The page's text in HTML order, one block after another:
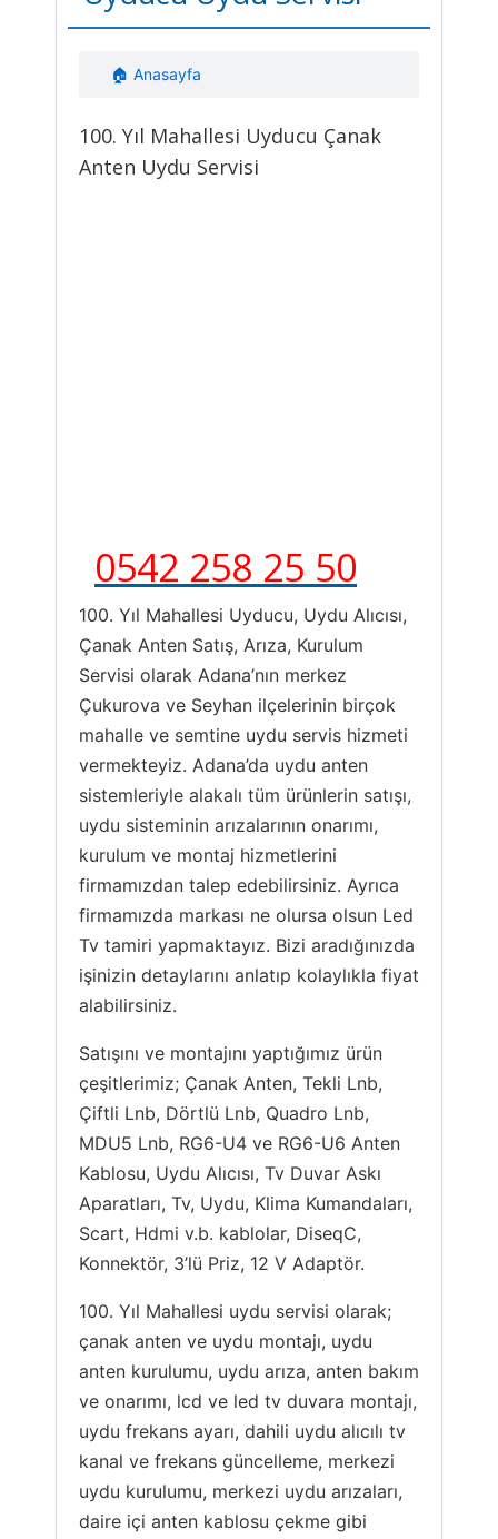
🏠 Anasayfa
100. Yıl Mahallesi Uyducu Çanak
Anten Uydu Servisi
0542 258 25 50
100. Yıl Mahallesi Uyducu, Uydu Alıcısı,
Çanak Anten Satış, Arıza, Kurulum
Servisi olarak Adana’nın merkez
Çukurova ve Seyhan ilçelerinin birçok
mahalle ve semtine uydu servis hizmeti
vermekteyiz. Adana’da uydu anten
sistemleriyle alakalı tüm ürünlerin satışı,
uydu sisteminin arızalarının onarımı,
kurulum ve montaj hizmetlerini
firmamızdan talep edebilirsiniz. Ayrıca
firmamızda markası ne olursa olsun Led
Tv tamiri yapmaktayız. Bizi aradığınızda
işinizin detaylarını anlatıp kolaylıkla fiyat
alabilirsiniz.
Satışını ve montajını yaptığımız ürün
çeşitlerimiz; Çanak Anten, Tekli Lnb,
Çiftli Lnb, Dörtlü Lnb, Quadro Lnb,
MDU5 Lnb, RG6-U4 ve RG6-U6 Anten
Kablosu, Uydu Alıcısı, Tv Duvar Askı
Aparatları, Tv, Uydu, Klima Kumandaları,
Scart, Hdmi v.b. kablolar, DiseqC,
Konnektör, 3’lü Priz, 12 V Adaptör.
100. Yıl Mahallesi uydu servisi olarak;
çanak anten ve uydu montajı, uydu
anten kurulumu, uydu arıza, anten bakım
ve onarımı, lcd ve led tv duvara montajı,
uydu frekans ayarı, dahili uydu alıcılı tv
kanal ve frekans güncelleme, merkezi
uydu kurulumu, merkezi uydu arızaları,
daire içi anten kablosu çekme gibi